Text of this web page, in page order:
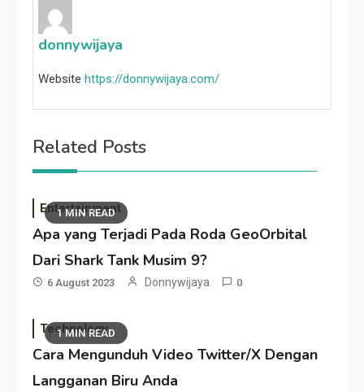
donnywijaya
Website https://donnywijaya.com/
Related Posts
1 MIN READ
Entertainment
Apa yang Terjadi Pada Roda GeoOrbital
Dari Shark Tank Musim 9?
6 August 2023 Donnywijaya 0
1 MIN READ
Technology
Cara Mengunduh Video Twitter/X Dengan
Langganan Biru Anda